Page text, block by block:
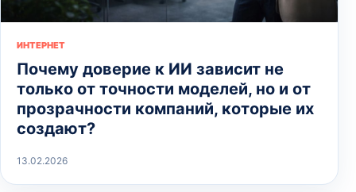
ИНТЕРНЕТ
Почему доверие к ИИ зависит не
только от точности моделей, но и от
прозрачности компаний, которые их
создают?
13.02.2026